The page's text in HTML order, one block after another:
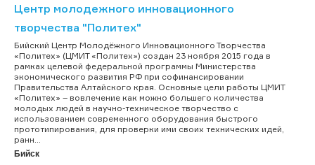
Центр молодежного инновационного
творчества "Политех"
Бийский Центр Молодёжного Инновационного Творчества
«Политех» (ЦМИТ «Политех») создан 23 ноября 2015 года в
рамках целевой федеральной программы Министерства
экономического развития РФ при софинансировании
Правительства Алтайского края. Основные цели работы ЦМИТ
«Политех» – вовлечение как можно большего количества
молодых людей в научно-техническое творчество с
использованием современного оборудования быстрого
прототипирования, для проверки ими своих технических идей,
ранн...
Бийск